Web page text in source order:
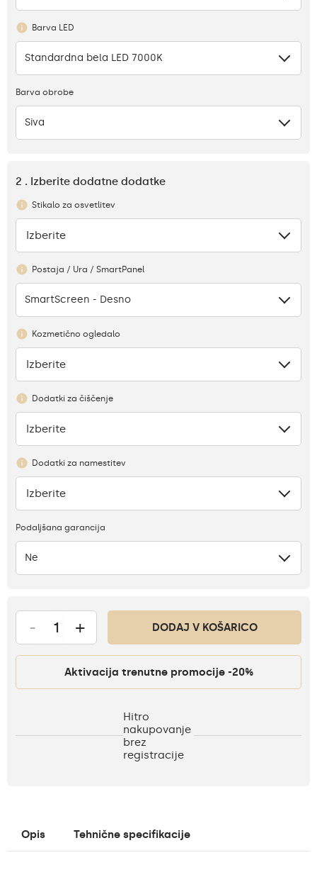
Barva LED
Standardna bela LED 7000K
Barva obrobe
Siva
2 . Izberite dodatne dodatke
Stikalo za osvetlitev
Ni
Izberite
Postaja / Ura / SmartPanel
SmartScreen - Desno
Kozmetično ogledalo
Ni
Izberite
Dodatki za čiščenje
Ni
Izberite
Dodatki za namestitev
Ni
Izberite
Podaljšana garancija
Ne
- + DODAJ V KOŠARICO
Aktivacija trenutne promocije -20%
Hitro
nakupovanje
brez
registracije
Opis Tehnične specifikacije